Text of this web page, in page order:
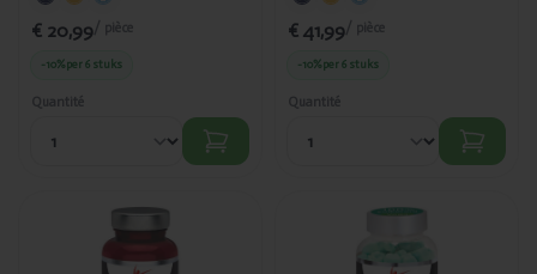
€ 20,99/ pièce
-10%per 6 stuks
Quantité
€ 41,99/ pièce
-10%per 6 stuks
Quantité
Lucovitaal
Canneberge
Gommes